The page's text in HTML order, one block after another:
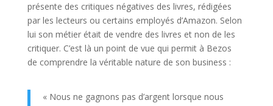
présente des critiques négatives des livres, rédigées
par les lecteurs ou certains employés d’Amazon. Selon
lui son métier était de vendre des livres et non de les
critiquer. C’est là un point de vue qui permit à Bezos
de comprendre la véritable nature de son business :
« Nous ne gagnons pas d’argent lorsque nous